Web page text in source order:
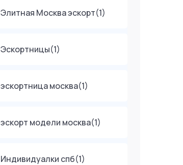
Элитная Москва эскорт(1)
Эскортницы(1)
эскортница москва(1)
эскорт модели москва(1)
Индивидуалки спб(1)